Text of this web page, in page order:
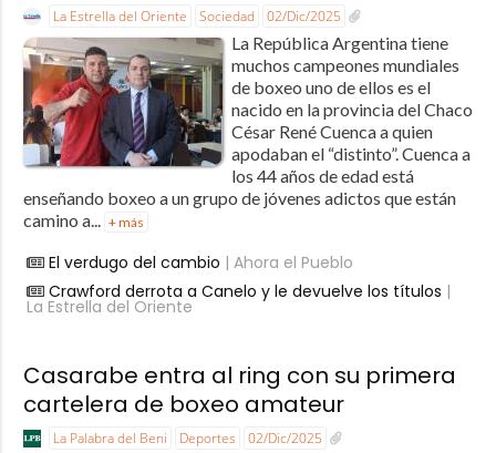
La Estrella del Oriente Sociedad 02/Dic/2025
La República Argentina tiene
muchos campeones mundiales
de boxeo uno de ellos es el
nacido en la provincia del Chaco
César René Cuenca a quien
apodaban el “distinto”. Cuenca a
los 44 años de edad está
enseñando boxeo a un grupo de jóvenes adictos que están
camino a... + más
El verdugo del cambio | Ahora el Pueblo
Crawford derrota a Canelo y le devuelve los títulos |
La Estrella del Oriente
Casarabe entra al ring con su primera
cartelera de boxeo amateur
La Palabra del Beni Deportes 02/Dic/2025